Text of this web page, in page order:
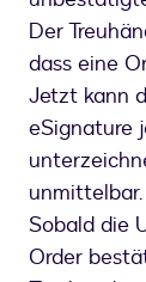
Der
dass eine
Jetzt kann
eSignature
unmittelbar.
Sobald die
Order